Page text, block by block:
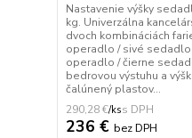
Nastavenie výšky
kg. Univerzálna
dvoch kombináciách
operadlo / sivé
operadlo / čierne
bedrovou výstuhu a
čalúnený plastov...
290,28 €/ks
236 € bez DPH